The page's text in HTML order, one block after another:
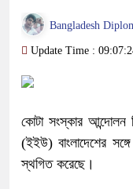
Bangladesh
Update Time :
কোটা সংস্কার আন্দোলন
(ইইউ) বাংলাদেশের
স্থগিত করেছে।